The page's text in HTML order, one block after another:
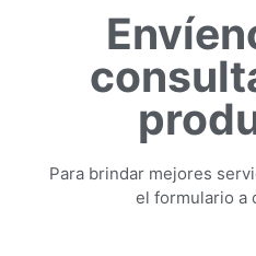
Para brindar mejores
el formulario a